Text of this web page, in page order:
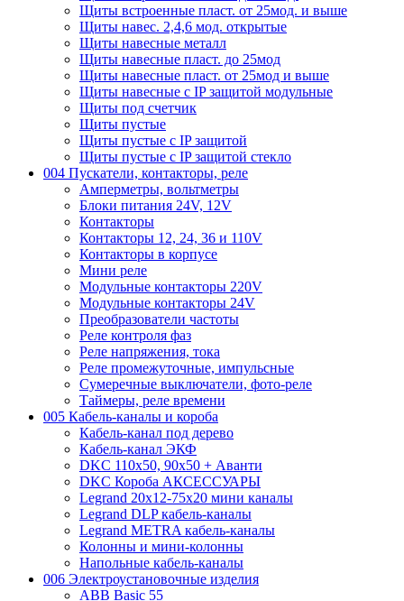
Щиты встроенные пласт. от 25мод. и выше
Щиты навес. 2,4,6 мод. открытые
Щиты навесные металл
Щиты навесные пласт. до 25мод
Щиты навесные пласт. от 25мод и выше
Щиты навесные с IP защитой модульные
Щиты под счетчик
Щиты пустые
Щиты пустые с IP защитой
Щиты пустые с IP защитой стекло
004 Пускатели, контакторы, реле
Амперметры, вольтметры
Блоки питания 24V, 12V
Контакторы
Контакторы 12, 24, 36 и 110V
Контакторы в корпусе
Мини реле
Модульные контакторы 220V
Модульные контакторы 24V
Преобразователи частоты
Реле контроля фаз
Реле напряжения, тока
Реле промежуточные, импульсные
Сумеречные выключатели, фото-реле
Таймеры, реле времени
005 Кабель-каналы и короба
Кабель-канал под дерево
Кабель-канал ЭКФ
DKC 110х50, 90х50 + Аванти
DKC Короба АКСЕССУАРЫ
Legrand 20х12-75х20 мини каналы
Legrand DLP кабель-каналы
Legrand METRA кабель-каналы
Колонны и мини-колонны
Напольные кабель-каналы
006 Электроустановочные изделия
ABB Basic 55